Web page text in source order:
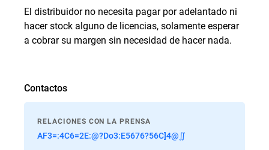
El distribuidor no necesita pagar por adelantado ni
hacer stock alguno de licencias, solamente esperar
a cobrar su margen sin necesidad de hacer nada.
Contactos
RELACIONES CON LA PRENSA
AF3=:4C6=2E:@?Do3:E5676?56C]4@∬